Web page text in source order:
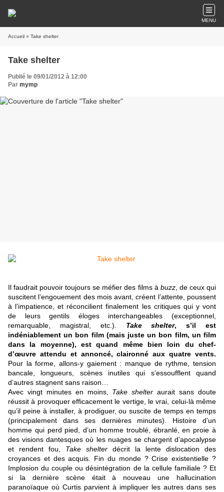
MENU
Accueil » Take shelter
Take shelter
Publié le 09/01/2012 à 12:00
Par mymp
Il faudrait pouvoir toujours se méfier des films à buzz, de ceux qui
suscitent l’engouement des mois avant, créent l’attente, poussent
à l’impatience, et réconcilient finalement les critiques qui y vont
de leurs gentils éloges interchangeables (exceptionnel,
remarquable, magistral, etc.). Take shelter, s’il est
indéniablement un bon film (mais juste un bon film, un film
dans la moyenne), est quand même bien loin du chef-
d’œuvre attendu et annoncé, claironné aux quatre vents.
Pour la forme, allons-y gaiement : manque de rythme, tension
bancale, longueurs, scènes inutiles qui s’essoufflent quand
d’autres stagnent sans raison…
Avec vingt minutes en moins, Take shelter aurait sans doute
réussit à provoquer efficacement le vertige, le vrai, celui-là même
qu’il peine à installer, à prodiguer, ou suscite de temps en temps
(principalement dans ses dernières minutes). Histoire d’un
homme qui perd pied, d’un homme troublé, ébranlé, en proie à
des visions dantesques où les nuages se chargent d’apocalypse
et rendent fou, Take shelter décrit la lente dislocation des
croyances et des acquis. Fin du monde ? Crise existentielle ?
Implosion du couple ou désintégration de la cellule familiale ? Et
si la dernière scène était à nouveau une hallucination
paranoïaque où Curtis parvient à impliquer les autres dans ses